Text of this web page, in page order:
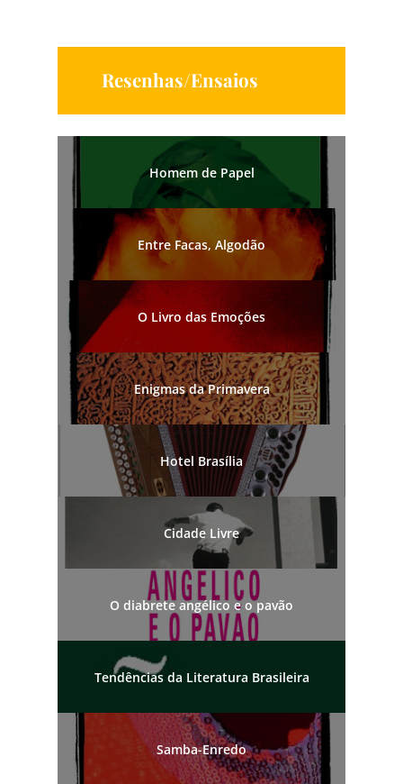
Resenhas/Ensaios
Homem de Papel
Entre Facas, Algodão
O Livro das Emoções
Enigmas da Primavera
Hotel Brasília
Cidade Livre
O diabrete angélico e o pavão
Tendências da Literatura Brasileira
Samba-Enredo